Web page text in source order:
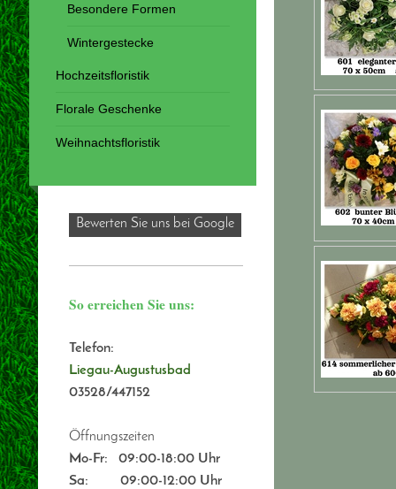
Besondere Formen
Wintergestecke
Hochzeitsfloristik
Florale Geschenke
Weihnachtsfloristik
Bewerten Sie uns bei Google
So erreichen Sie uns:
Telefon:
Liegau-Augustusbad
03528/447152
Öffnungszeiten
Mo-Fr: 09:00-18:00 Uhr
Sa: 09:00-12:00 Uhr